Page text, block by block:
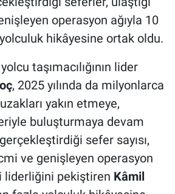
operasyon ağıyla 10
hikâyesine ortak oldu.
taşımacılığının lider
, 2025 yılında da milyonlarca
yakın etmeye,
buluşturmaya devam
sefer sayısı,
ve genişleyen operasyon
liderliğini pekiştiren Kâmil